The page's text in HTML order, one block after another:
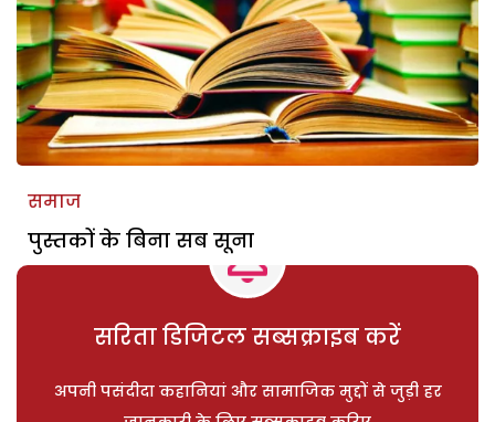
समाज
पुस्तकों के बिना सब सूना
सरिता डिजिटल सब्सक्राइब करें
अपनी पसंदीदा कहानियां और सामाजिक मुद्दों से जुड़ी हर